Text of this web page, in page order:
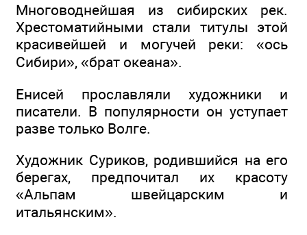
Многоводнейшая из сибирских рек.
Хрестоматийными стали титулы этой
красивейшей и могучей реки: «ось
Сибири», «брат океана».
Енисей прославляли художники и
писатели. В популярности он уступает
разве только Волге.
Художник Суриков, родившийся на его
берегах, предпочитал их красоту
«Альпам швейцарским и
итальянским».